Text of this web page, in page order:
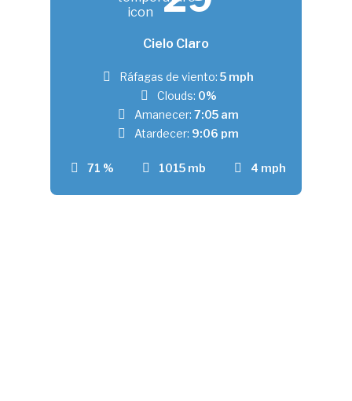
Cielo Claro
71 % 1015 mb 4 mph
Ráfagas de viento: 5 mph
Clouds: 0%
Amanecer: 7:05 am
Atardecer: 9:06 pm